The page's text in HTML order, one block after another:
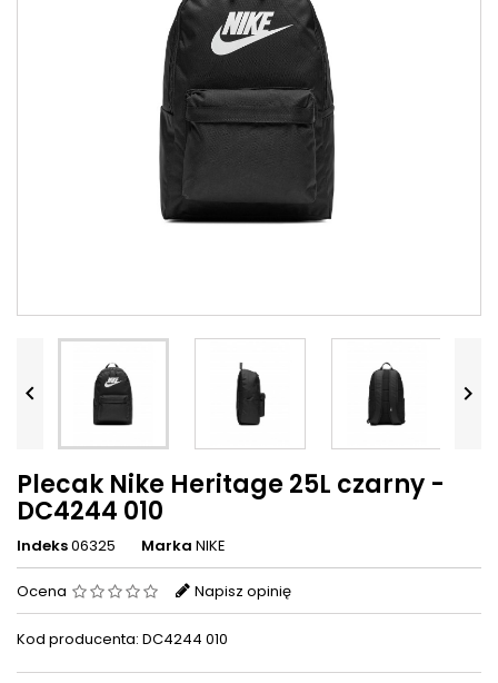
 
Plecak Nike Heritage 25L czarny -
DC4244 010
Indeks06325 Marka NIKE
Ocena Napisz opinię
Kod producenta: DC4244 010